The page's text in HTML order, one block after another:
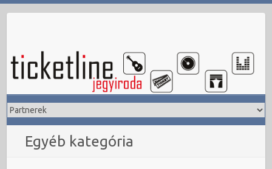
Egyéb kategória